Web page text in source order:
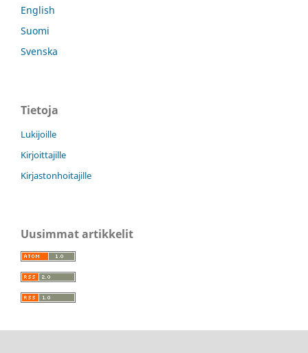
English
Suomi
Svenska
Tietoja
Lukijoille
Kirjoittajille
Kirjastonhoitajille
Uusimmat artikkelit